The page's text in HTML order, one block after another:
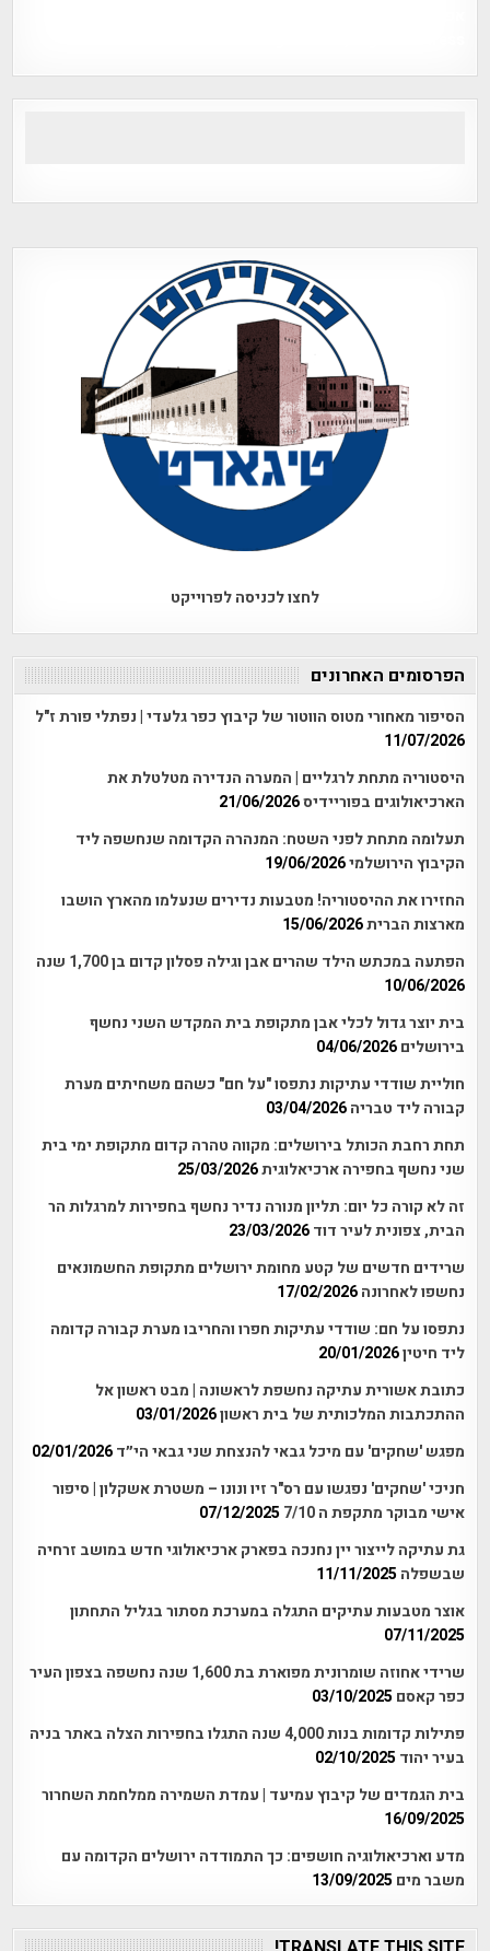
לחצו לכניסה לפרוייקט
הפרסומים האחרונים
הסיפור מאחורי מטוס הווטור של קיבוץ כפר גלעדי | נפתלי פורת ז"ל
11/07/2026
היסטוריה מתחת לרגליים | המערה הנדירה מטלטלת את
הארכיאולוגים בפוריידיס21/06/2026
תעלומה מתחת לפני השטח: המנהרה הקדומה שנחשפה ליד
הקיבוץ הירושלמי19/06/2026
החזירו את ההיסטוריה! מטבעות נדירים שנעלמו מהארץ הושבו
מארצות הברית15/06/2026
הפתעה במכתש הילד שהרים אבן וגילה פסלון קדום בן 1,700 שנה
10/06/2026
בית יוצר גדול לכלי אבן מתקופת בית המקדש השני נחשף
בירושלים 04/06/2026
חוליית שודדי עתיקות נתפסו "על חם" כשהם משחיתים מערת
קבורה ליד טבריה 03/04/2026
תחת רחבת הכותל בירושלים: מקווה טהרה קדום מתקופת ימי בית
שני נחשף בחפירה ארכיאלוגית25/03/2026
זה לא קורה כל יום: תליון מנורה נדיר נחשף בחפירות למרגלות הר
הבית, צפונית לעיר דוד 23/03/2026
שרידים חדשים של קטע מחומת ירושלים מתקופת החשמונאים
נחשפו לאחרונה 17/02/2026
נתפסו על חם: שודדי עתיקות חפרו והחריבו מערת קבורה קדומה
ליד חיטין20/01/2026
כתובת אשורית עתיקה נחשפת לראשונה | מבט ראשון אל
ההתכתבות המלכותית של בית ראשון03/01/2026
מפגש 'שחקים' עם מיכל גבאי להנצחת שני גבאי הי״ד 02/01/2026
חניכי 'שחקים' נפגשו עם רס"ר זיו ונונו – משטרת אשקלון | סיפור
אישי מבוקר מתקפת ה 7/10
07/12/2025
גת עתיקה לייצור יין נחנכה בפארק ארכיאולוגי חדש במושב זרחיה
שבשפלה 11/11/2025
אוצר מטבעות עתיקים התגלה במערכת מסתור בגליל התחתון
07/11/2025
שרידי אחוזה שומרונית מפוארת בת 1,600 שנה נחשפה בצפון העיר
כפר קאסם 03/10/2025
פתילות קדומות בנות 4,000 שנה התגלו בחפירות הצלה באתר בניה
בעיר יהוד 02/10/2025
בית הגמדים של קיבוץ עמיעד | עמדת השמירה ממלחמת השחרור
16/09/2025
מדע וארכיאולוגיה חושפים: כך התמודדה ירושלים הקדומה עם
משבר מים 13/09/2025